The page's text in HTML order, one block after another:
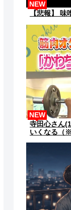
【悲報】
NEW
寺田心さん
いくなる（※
NEW